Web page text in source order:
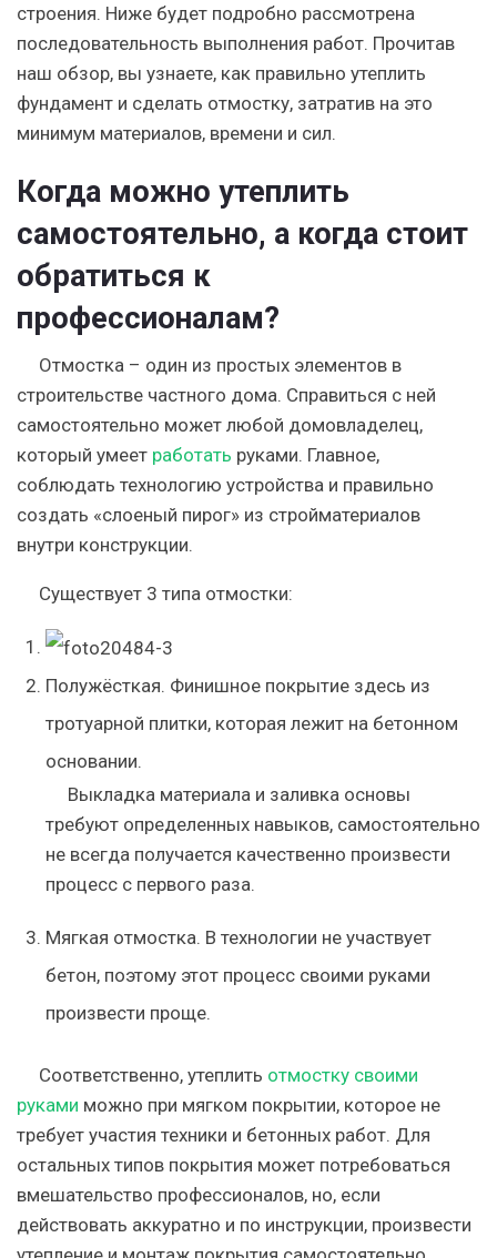
строения. Ниже будет подробно рассмотрена
последовательность выполнения работ. Прочитав
наш обзор, вы узнаете, как правильно утеплить
фундамент и сделать отмостку, затратив на это
минимум материалов, времени и сил.
Когда можно утеплить
самостоятельно, а когда стоит
обратиться к
профессионалам?
Отмостка – один из простых элементов в
строительстве частного дома. Справиться с ней
самостоятельно может любой домовладелец,
который умеет работать руками. Главное,
соблюдать технологию устройства и правильно
создать «слоеный пирог» из стройматериалов
внутри конструкции.
Существует 3 типа отмостки:
Полужёсткая. Финишное покрытие здесь из
тротуарной плитки, которая лежит на бетонном
основании.
Выкладка материала и заливка основы
требуют определенных навыков, самостоятельно
не всегда получается качественно произвести
процесс с первого раза.
Мягкая отмостка. В технологии не участвует
бетон, поэтому этот процесс своими руками
произвести проще.
Соответственно, утеплить отмостку своими
руками можно при мягком покрытии, которое не
требует участия техники и бетонных работ. Для
остальных типов покрытия может потребоваться
вмешательство профессионалов, но, если
действовать аккуратно и по инструкции, произвести